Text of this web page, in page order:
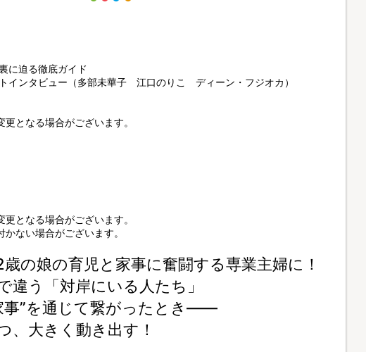
に迫る徹底ガイド
インタビュー（多部未華子 江口のりこ ディーン・フジオカ）
となる場合がございます。
となる場合がございます。
ない場合がございます。
の娘の育児と家事に奮闘する専業主婦に！
違う「対岸にいる人たち」
事”を通じて繋がったとき――
、大きく動き出す！